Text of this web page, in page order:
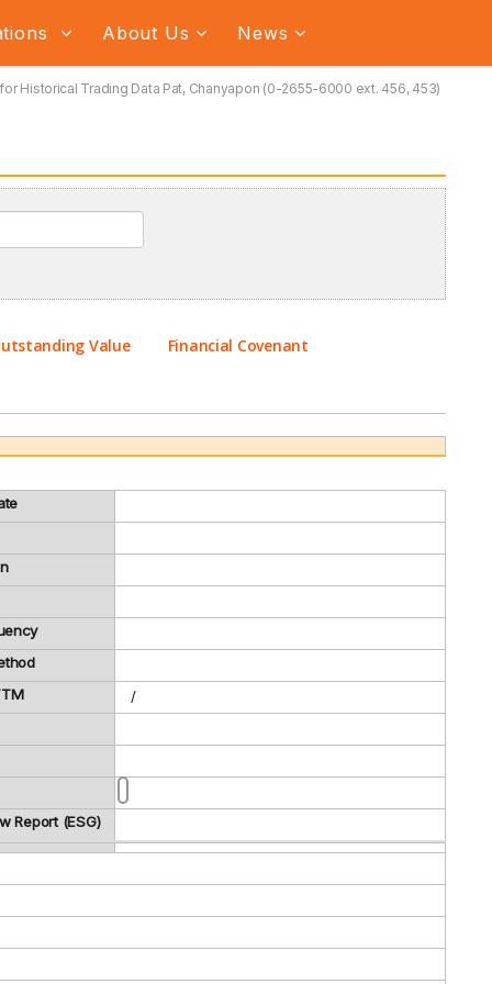
About Us News
Historical Trading Data Pat, Chanyapon (0-2655-6000 ext. 456, 453)
Value Financial Covenant
/
Report (ESG)